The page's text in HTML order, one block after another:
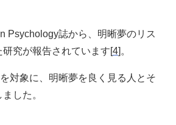
Psychology誌から、明晰夢のリス
究が報告されています[4]。
対象に、明晰夢を良く見る人とそ
した。